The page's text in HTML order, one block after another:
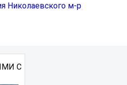
Николаевского м-р
С